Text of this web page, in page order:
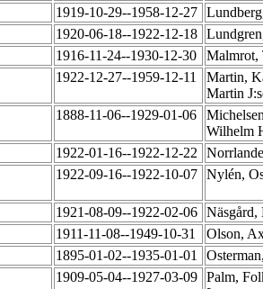
1919-10-29--1958-12-27
1920-06-18--1922-12-18
1916-11-24--1930-12-30 Malmrot,
1922-12-27--1959-12-11
Martin,
Martin
1888-11-06--1929-01-06
Wilhelm
1922-01-16--1922-12-22
1922-09-16--1922-10-07 Nylén,
1921-08-09--1922-02-06 Näsgård,
1911-11-08--1949-10-31 Olson,
1895-01-02--1935-01-01
1909-05-04--1927-03-09 Palm,